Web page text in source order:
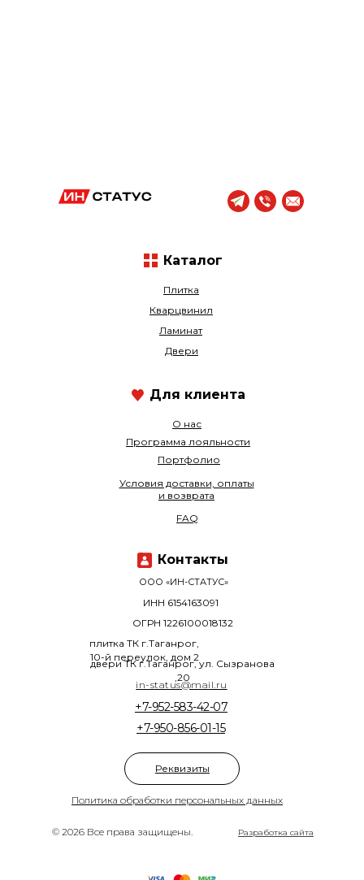
© 2026 Все права защищены.
Политика обработки персональных данных
Плитка
Кварцвинил
+7-950-856-01-15
+7-952-583-42-07
О нас
Ламинат
Программа лояльности
Двери
Портфолио
ООО «ИН-СТАТУС»
плитка ТК г.Таганрог,
10-й переулок, дом 2
двери ТК г.Таганрог, ул. Сызранова
,20
ОГРН 1226100018132
ИНН 6154163091
Разработка сайта
Условия доставки, оплаты
и возврата
FAQ
Каталог
in-status@mail.ru
Контакты
Для клиента
Реквизиты